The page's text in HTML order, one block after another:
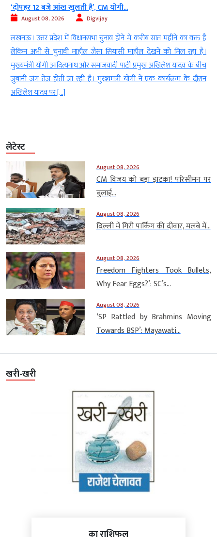
‘दोपहर 12 बजे आंख खुलती है’, CM योगी...
August 08, 2026 Digvijay
लखनऊ। उत्तर प्रदेश में विधानसभा चुनाव होने में करीब सात महीने का वक्त है
लेकिन अभी से चुनावी माहौल जैसा सियासी माहौल देखने को मिल रहा है।
मुख्यमंत्री योगी आदित्यनाथ और समाजवादी पार्टी प्रमुख अखिलेश यादव के बीच
जुबानी जंग तेज होती जा रही है। मुख्यमंत्री योगी ने एक कार्यक्रम के दौरान
अखिलेश यादव पर […]
लेटेस्ट
August 08, 2026
CM विजय को बड़ा झटका! परिसीमन पर
बुलाई...
August 08, 2026
दिल्ली में गिरी पार्किंग की दीवार, मलबे में...
August 08, 2026
Freedom Fighters Took Bullets,
Why Fear Eggs?’: SC’s...
August 08, 2026
‘SP Rattled by Brahmins Moving
Towards BSP’: Mayawati...
खरी-खरी